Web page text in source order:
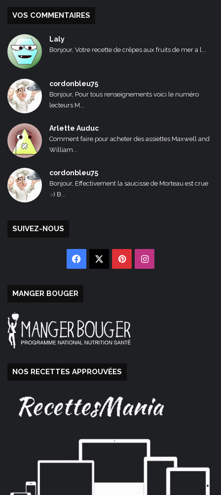
VOS COMMENTAIRES
Laly
Bonjour, Votre recette de crêpes aux fruits de mer a l...
cordonbleu75
Bonjour, Pour tous renseignements voici le numéro
lecteurs M...
Arlette Auduc
Comment faire pour acheter des assiettes Maxwell and
William...
cordonbleu75
Bonjour, Effectivement la saucisse de Morteau est crue
:-) B...
SUIVEZ-NOUS
Facebook PinterestInstagram
MANGER BOUGER
NOS RECETTES APPROUVÉES